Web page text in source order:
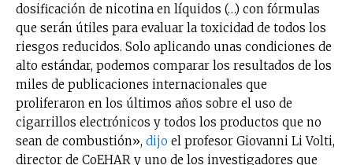
dosificación de nicotina en líquidos (…) con fórmulas
que serán útiles para evaluar la toxicidad de todos los
riesgos reducidos. Solo aplicando unas condiciones de
alto estándar, podemos comparar los resultados de los
miles de publicaciones internacionales que
proliferaron en los últimos años sobre el uso de
cigarrillos electrónicos y todos los productos que no
sean de combustión», dijo el profesor Giovanni Li Volti,
director de CoEHAR y uno de los investigadores que